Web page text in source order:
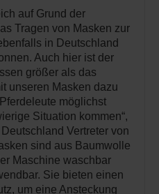
auf Grund der
Tragen von Masken zur
in Deutschland
Auch hier ist der
größer als das
unseren Masken dazu
möglichst
Situation kommen“,
Vertreter von
sind aus Baumwolle
Maschine waschbar
Sie bieten einen
um eine Ansteckung